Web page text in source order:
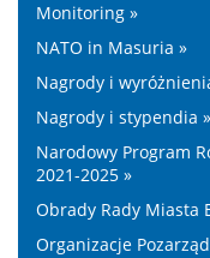
Monitoring »
NATO in Masuria »
Nagrody i
Nagrody i stypendia »
Narodowy Program
2021-2025 »
Obrady Rady Miasta
Organizacje